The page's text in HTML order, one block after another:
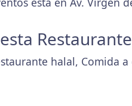
halal, Comida